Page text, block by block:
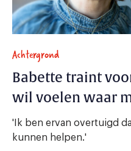
Achtergrond
Babette traint
wil voelen waar
'Ik ben ervan overtuigd
kunnen helpen.'